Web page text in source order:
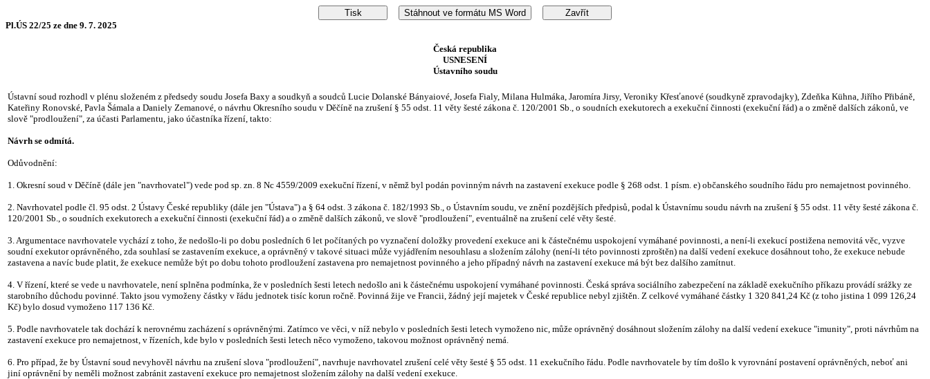
Pl.ÚS 22/25 ze dne 9. 7. 2025
Česká republika
USNESENÍ
Ústavního soudu
Ústavní soud rozhodl v plénu složeném z předsedy soudu Josefa Baxy a soudkyň a soudců Lucie Dolanské Bányaiové, Josefa Fialy, Milana Hulmáka, Jaromíra Jirsy, Veroniky Křesťanové (soudkyně zpravodajky), Zdeňka Kühna, Jiřího Přibáně,
Kateřiny Ronovské, Pavla Šámala a Daniely Zemanové, o návrhu Okresního soudu v Děčíně na zrušení § 55 odst. 11 věty šesté zákona č. 120/2001 Sb., o soudních exekutorech a exekuční činnosti (exekuční řád) a o změně dalších zákonů, ve
slově "prodloužení", za účasti Parlamentu, jako účastníka řízení, takto:
Návrh se odmítá.
Odůvodnění:
1. Okresní soud v Děčíně (dále jen "navrhovatel") vede pod sp. zn. 8 Nc 4559/2009 exekuční řízení, v němž byl podán povinným návrh na zastavení exekuce podle § 268 odst. 1 písm. e) občanského soudního řádu pro nemajetnost povinného.
2. Navrhovatel podle čl. 95 odst. 2 Ústavy České republiky (dále jen "Ústava") a § 64 odst. 3 zákona č. 182/1993 Sb., o Ústavním soudu, ve znění pozdějších předpisů, podal k Ústavnímu soudu návrh na zrušení § 55 odst. 11 věty šesté zákona č.
120/2001 Sb., o soudních exekutorech a exekuční činnosti (exekuční řád) a o změně dalších zákonů, ve slově "prodloužení", eventuálně na zrušení celé věty šesté.
3. Argumentace navrhovatele vychází z toho, že nedošlo-li po dobu posledních 6 let počítaných po vyznačení doložky provedení exekuce ani k částečnému uspokojení vymáhané povinnosti, a není-li exekucí postižena nemovitá věc, vyzve
soudní exekutor oprávněného, zda souhlasí se zastavením exekuce, a oprávněný v takové situaci může vyjádřením nesouhlasu a složením zálohy (není-li této povinnosti zproštěn) na další vedení exekuce dosáhnout toho, že exekuce nebude
zastavena a navíc bude platit, že exekuce nemůže být po dobu tohoto prodloužení zastavena pro nemajetnost povinného a jeho případný návrh na zastavení exekuce má být bez dalšího zamítnut.
4. V řízení, které se vede u navrhovatele, není splněna podmínka, že v posledních šesti letech nedošlo ani k částečnému uspokojení vymáhané povinnosti. Česká správa sociálního zabezpečení na základě exekučního příkazu provádí srážky ze
starobního důchodu povinné. Takto jsou vymoženy částky v řádu jednotek tisíc korun ročně. Povinná žije ve Francii, žádný její majetek v České republice nebyl zjištěn. Z celkové vymáhané částky 1 320 841,24 Kč (z toho jistina 1 099 126,24
Kč) bylo dosud vymoženo 117 136 Kč.
5. Podle navrhovatele tak dochází k nerovnému zacházení s oprávněnými. Zatímco ve věci, v níž nebylo v posledních šesti letech vymoženo nic, může oprávněný dosáhnout složením zálohy na další vedení exekuce "imunity", proti návrhům na
zastavení exekuce pro nemajetnost, v řízeních, kde bylo v posledních šesti letech něco vymoženo, takovou možnost oprávněný nemá.
6. Pro případ, že by Ústavní soud nevyhověl návrhu na zrušení slova "prodloužení", navrhuje navrhovatel zrušení celé věty šesté § 55 odst. 11 exekučního řádu. Podle navrhovatele by tím došlo k vyrovnání postavení oprávněných, neboť ani
jiní oprávnění by neměli možnost zabránit zastavení exekuce pro nemajetnost složením zálohy na další vedení exekuce.